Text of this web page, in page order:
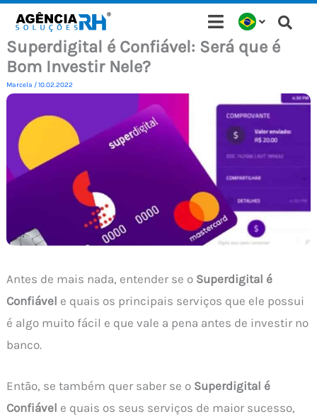
para
conteúdo
Superdigital é Confiável: Será que é
Bom Investir Nele?
Marcela /10.02.2022
Antes de mais nada, entender se o Superdigital é
Confiável e quais os principais serviços que ele possui
é algo muito fácil e que vale a pena antes de investir no
banco.
Então, se também quer saber se o Superdigital é
Confiável e quais os seus serviços de maior sucesso,